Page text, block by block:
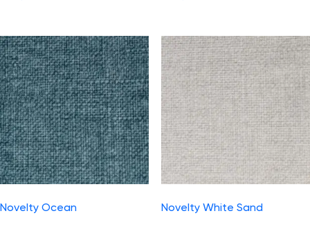
Novelty Ocean Novelty White Sand